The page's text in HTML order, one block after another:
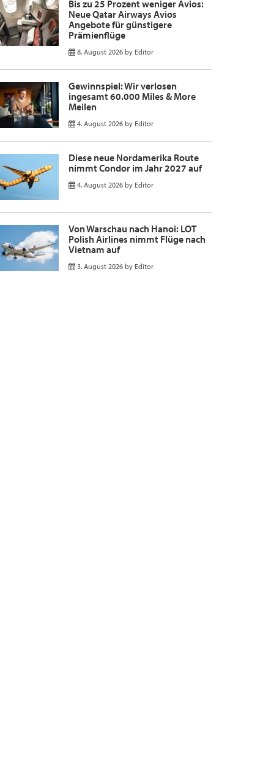
Bis zu 25 Prozent weniger Avios:
Neue Qatar Airways Avios
Angebote für günstigere
Prämienflüge
8. August 2026 by Editor
Gewinnspiel: Wir verlosen
ingesamt 60.000 Miles & More
Meilen
4. August 2026 by Editor
Diese neue Nordamerika Route
nimmt Condor im Jahr 2027 auf
4. August 2026 by Editor
Von Warschau nach Hanoi: LOT
Polish Airlines nimmt Flüge nach
Vietnam auf
3. August 2026 by Editor